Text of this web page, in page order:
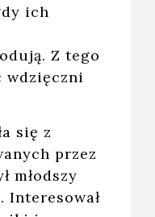
ich
Z tego
wdzięczni
się z
przez
młodszy
Interesował